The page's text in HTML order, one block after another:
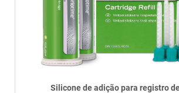
Silicone de adição para registro